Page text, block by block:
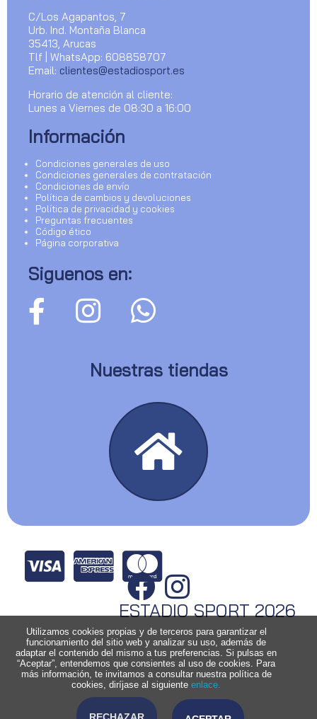
C/Los Agapantos, 7
Urb. Ind. Montaña Blanca
35413, Arucas
Tlf | WhatsApp: 608858707
Email: clientes@estadiosport.es
Horario de atención al cliente:
Lunes a Viernes de 08:30 a 16:00
Información
Condiciones generales de uso
Condiciones generales de contratación
Condiciones de envío
Política de cambios y devoluciones
Política de privacidad y cookies
Preguntas frecuentes
Código ético
Página corporativa
Siguenos en:
Nuestras tiendas
ESTADIO SPORT 2026
Utilizamos cookies propias y de terceros para garantizar el
funcionamiento del sitio web y analizar su uso, además de
adaptar el contenido del mismo a tus preferencias. Si pulsas en
“Aceptar”, entendemos que consientes al uso de cookies. Para
más información, te invitamos a consultar nuestra política de
cookies, diríjase al siguiente enlace.